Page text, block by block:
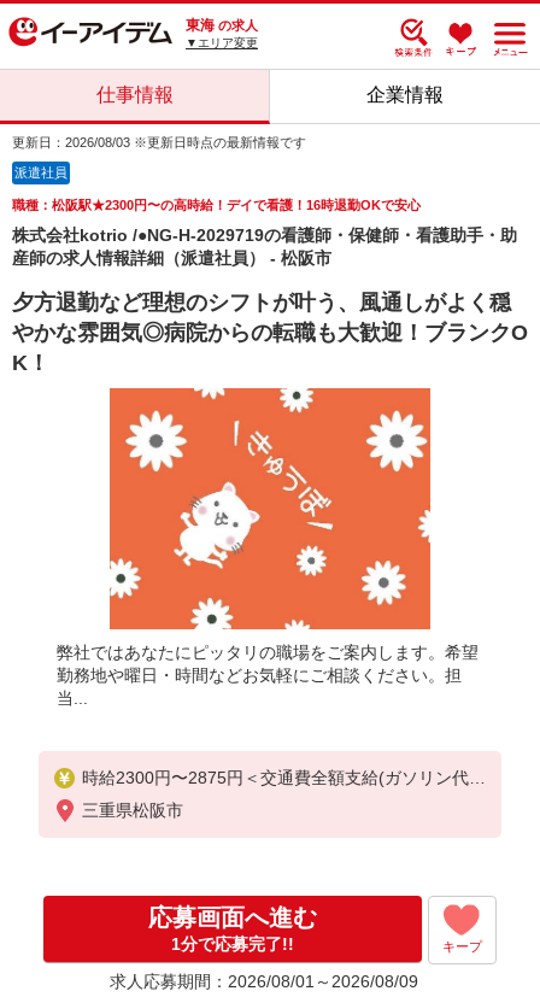
東海 の求人
▼エリア変更
仕事情報 企業情報
更新日：2026/08/03 ※更新日時点の最新情報です
派遣社員
職種：松阪駅★2300円〜の高時給！デイで看護！16時退勤OKで安心
株式会社kotrio /●NG-H-2029719の看護師・保健師・看護助手・助
産師の求人情報詳細（派遣社員） - 松阪市
夕方退勤など理想のシフトが叶う、風通しがよく穏
やかな雰囲気◎病院からの転職も大歓迎！ブランクO
K！
弊社ではあなたにピッタリの職場をご案内します。希望
勤務地や曜日・時間などお気軽にご相談ください。担
当...
時給2300円〜2875円＜交通費全額支給(ガソリン代含
む)/日払い可/週払い可＞
三重県松阪市
応募画面へ進む
1分で応募完了!! キープ
求人応募期間：2026/08/01～2026/08/09